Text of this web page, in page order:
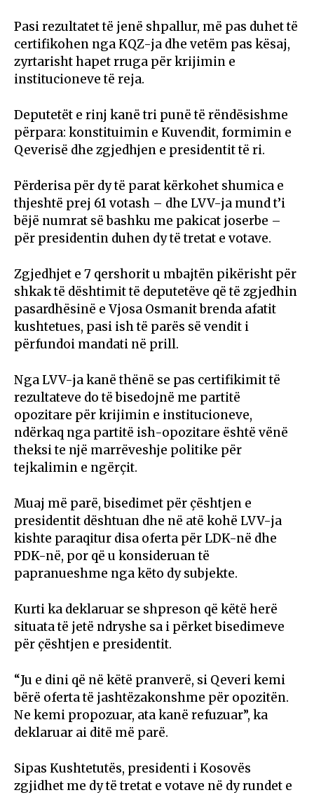
Pasi rezultatet të jenë shpallur, më pas duhet të
certifikohen nga KQZ-ja dhe vetëm pas kësaj,
zyrtarisht hapet rruga për krijimin e
institucioneve të reja.
Deputetët e rinj kanë tri punë të rëndësishme
përpara: konstituimin e Kuvendit, formimin e
Qeverisë dhe zgjedhjen e presidentit të ri.
Përderisa për dy të parat kërkohet shumica e
thjeshtë prej 61 votash – dhe LVV-ja mund t’i
bëjë numrat së bashku me pakicat joserbe –
për presidentin duhen dy të tretat e votave.
Zgjedhjet e 7 qershorit u mbajtën pikërisht për
shkak të dështimit të deputetëve që të zgjedhin
pasardhësinë e Vjosa Osmanit brenda afatit
kushtetues, pasi ish të parës së vendit i
përfundoi mandati në prill.
Nga LVV-ja kanë thënë se pas certifikimit të
rezultateve do të bisedojnë me partitë
opozitare për krijimin e institucioneve,
ndërkaq nga partitë ish-opozitare është vënë
theksi te një marrëveshje politike për
tejkalimin e ngërçit.
Muaj më parë, bisedimet për çështjen e
presidentit dështuan dhe në atë kohë LVV-ja
kishte paraqitur disa oferta për LDK-në dhe
PDK-në, por që u konsideruan të
papranueshme nga këto dy subjekte.
Kurti ka deklaruar se shpreson që këtë herë
situata të jetë ndryshe sa i përket bisedimeve
për çështjen e presidentit.
“Ju e dini që në këtë pranverë, si Qeveri kemi
bërë oferta të jashtëzakonshme për opozitën.
Ne kemi propozuar, ata kanë refuzuar”, ka
deklaruar ai ditë më parë.
Sipas Kushtetutës, presidenti i Kosovës
zgjidhet me dy të tretat e votave në dy rundet e